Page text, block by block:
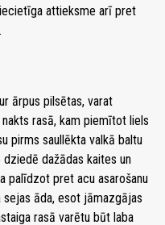
attieksme arī pret
ārpus pilsētas, varat
rasā, kam piemītot liels
pirms saullēkta valkā baltu
dažādas kaites un
palīdzot pret acu asarošanu
sejas āda, esot jāmazgājas
rasā varētu būt laba